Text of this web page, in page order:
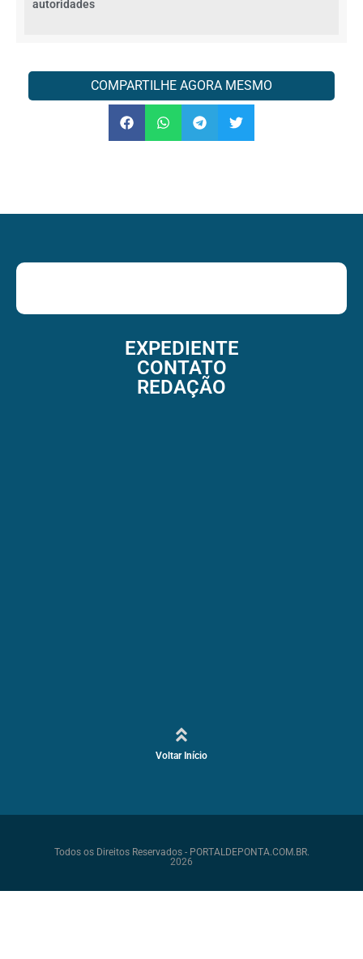
autoridades
COMPARTILHE AGORA MESMO
EXPEDIENTE
CONTATO
REDAÇÃO
Voltar Início
Todos os Direitos Reservados - PORTALDEPONTA.COM.BR.
2026